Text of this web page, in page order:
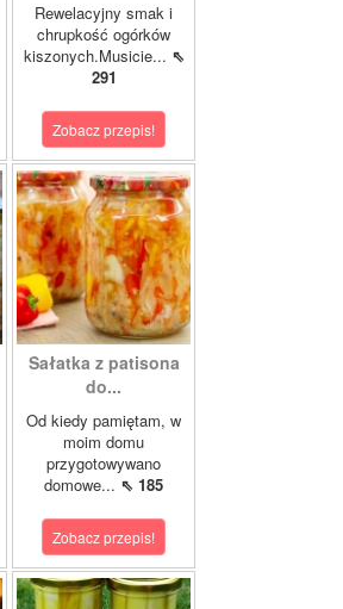
Rewelacyjny smak i
chrupkość ogórków
kiszonych.Musicie... ⇖
291
Zobacz przepis!
Sałatka z patisona
do...
Od kiedy pamiętam, w
moim domu
przygotowywano
domowe... ⇖ 185
Zobacz przepis!